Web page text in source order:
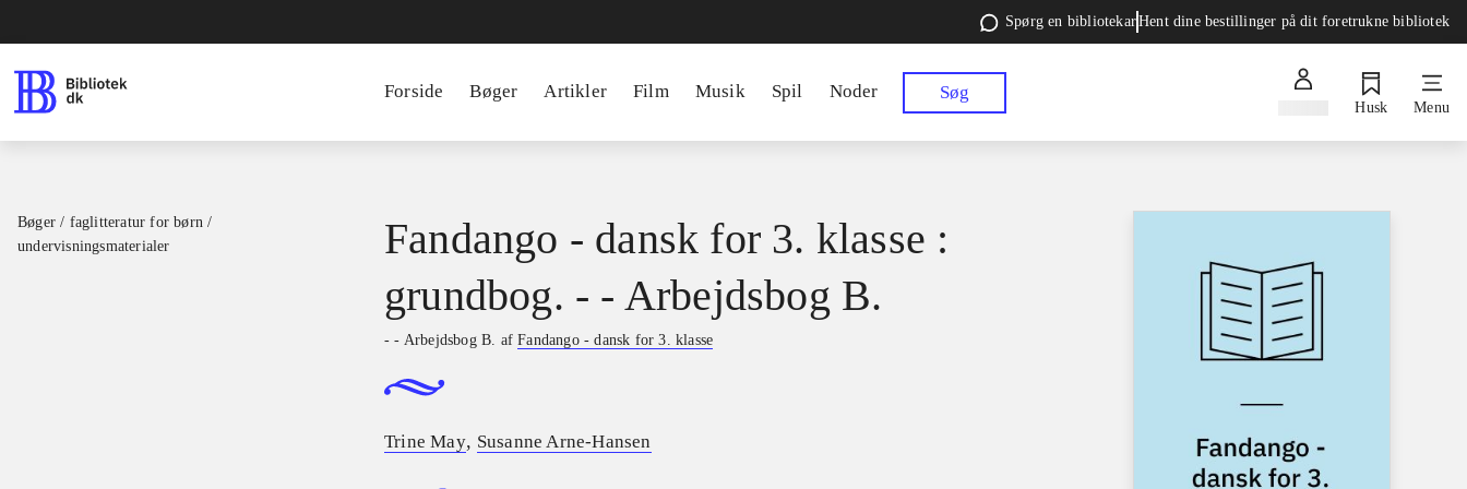
Spørg en bibliotekarHent dine bestillinger på dit foretrukne bibliotek
Forside Bøger Artikler Film Musik Spil Noder Søg
Husk Menu
Bøger / faglitteratur for børn /
undervisningsmaterialer
Fandango - dansk for 3. klasse :
grundbog. - - Arbejdsbog B.
- - Arbejdsbog B. afFandango - dansk for 3. klasse
Trine May, Susanne Arne-Hansen